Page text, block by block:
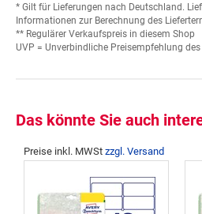
* Gilt für Lieferungen nach Deutschland.
Informationen zur Berechnung des
** Regulärer Verkaufspreis in diesem Shop
UVP = Unverbindliche Preisempfehlung
Das könnte Sie auch
Preise inkl. MWSt zzgl. Versand